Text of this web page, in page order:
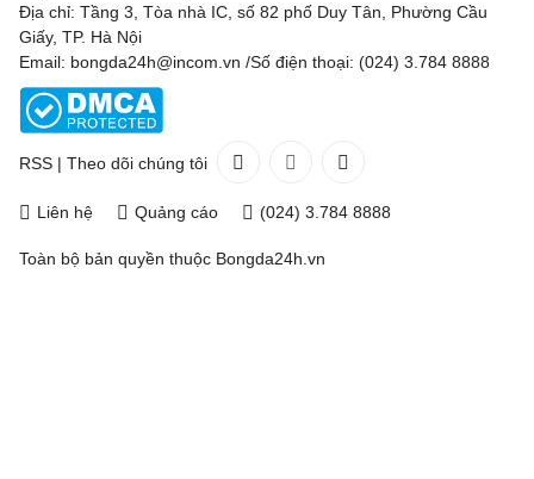
Địa chỉ: Tầng 3, Tòa nhà IC, số 82 phố Duy Tân, Phường Cầu
Giấy, TP. Hà Nội
Email: bongda24h@incom.vn /Số điện thoại: (024) 3.784 8888
RSS | Theo dõi chúng tôi
Liên hệ Quảng cáo (024) 3.784 8888
Toàn bộ bản quyền thuộc Bongda24h.vn